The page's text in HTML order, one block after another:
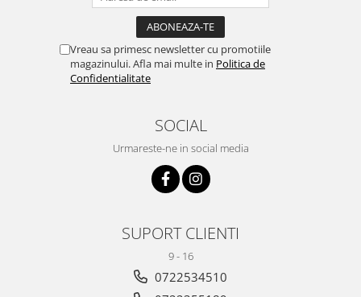
Vreau sa primesc newsletter cu promotiile
magazinului. Afla mai multe in Politica de
Confidentialitate
SOCIAL
Urmareste-ne in social media
SUPORT CLIENTI
9 - 16
0722534510